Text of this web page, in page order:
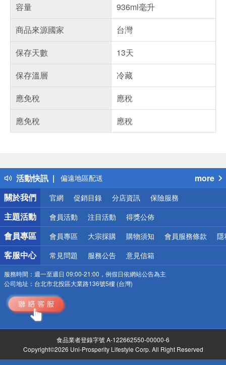
容量
936ml毫升
商品來源國家
台灣
保存天數
13天
保存溫層
冷藏
應免稅
應稅
應免稅
應稅
活動快訊
詐騙網頁！請小心！
銀行優惠
偏遠地區配送
詐騙網頁！請小心！
more
關於我們
官網 促銷目錄 分店資訊 保險服務
主題活動 會員活動 注目活動 得獎公佈
會員專區 會員專區 大宗採購 購物須知 會員服務條款 隱
客服中心 常見問題 服務公告 意見信箱
服務時間： 週一至週日 09:00-21:00，例假日依網站公告為主
公司地址： 台北市北投區大業路136號5樓 (台灣)
食品業者登錄字號 A-122662550-00000-6
Copyright©2026 Uni-Prosperity Lifestyle Corp. All Right Reserved